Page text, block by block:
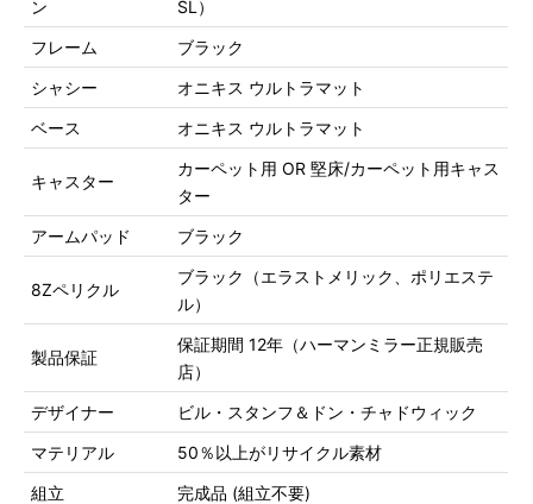
ン
SL）
フレーム
ブラック
シャシー
オニキス ウルトラマット
ベース
オニキス ウルトラマット
キャスター
カーペット用 OR 堅床/カーペット用キャス
ター
アームパッド
ブラック
8Zペリクル
ブラック（エラストメリック、ポリエステ
ル）
製品保証
保証期間 12年（ハーマンミラー正規販売
店）
デザイナー
ビル・スタンフ＆ドン・チャドウィック
マテリアル
50％以上がリサイクル素材
組立
完成品 (組立不要)